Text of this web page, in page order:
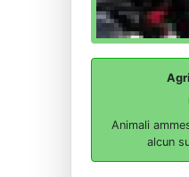
Animali
alcun